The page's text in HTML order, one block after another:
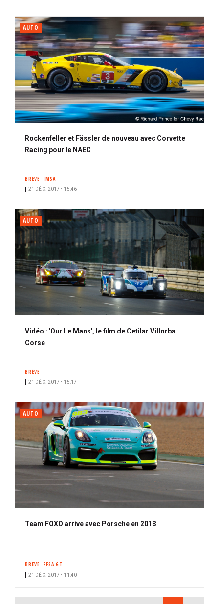
AUTO
Rockenfeller et Fässler de nouveau avec Corvette
Racing pour le NAEC
BRÈVE IMSA
21 DÉC. 2017 • 15:46
AUTO
Vidéo : 'Our Le Mans', le film de Cetilar Villorba
Corse
BRÈVE
21 DÉC. 2017 • 15:17
AUTO
Team FOXO arrive avec Porsche en 2018
BRÈVE FFSA GT
21 DÉC. 2017 • 11:40